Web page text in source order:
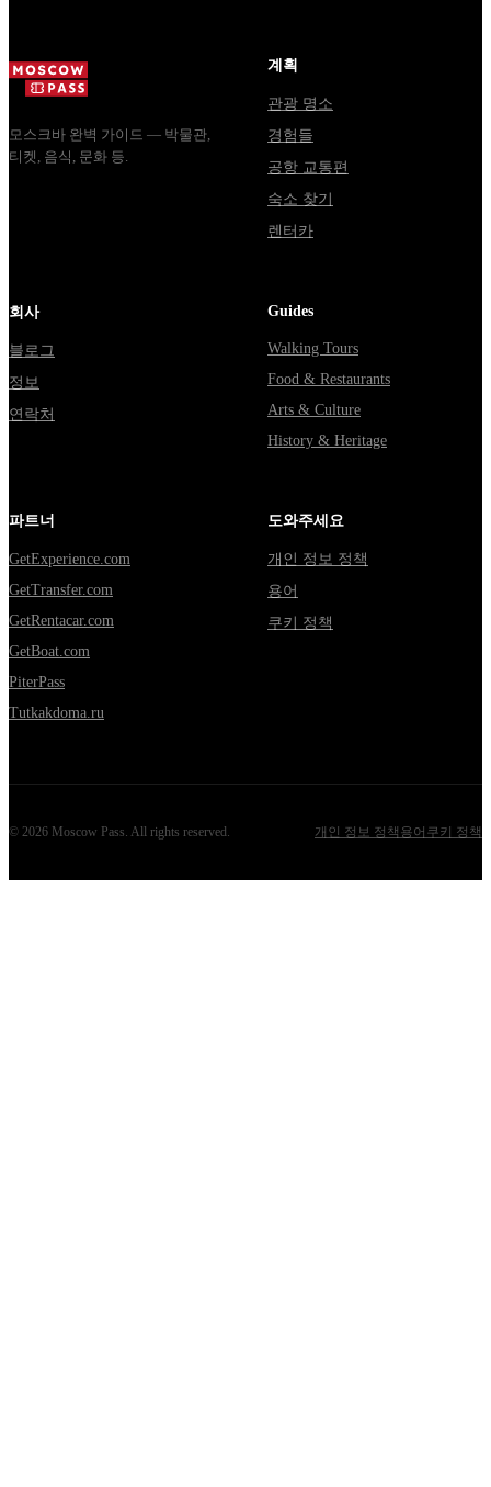
через
Владими...
모스크바 완벽 가이드 — 박물관,
티켓, 음식, 문화 등.
계획
관광 명소
경험들
공항 교통편
숙소 찾기
렌터카
회사
블로그
정보
연락처
Guides
Walking Tours
Food & Restaurants
Arts & Culture
History & Heritage
파트너
GetExperience.com
GetTransfer.com
GetRentacar.com
GetBoat.com
PiterPass
Tutkakdoma.ru
도와주세요
개인 정보 정책
용어
쿠키 정책
© 2026 Moscow Pass . All rights reserved. 개인 정보 정책 용어 쿠키 정책